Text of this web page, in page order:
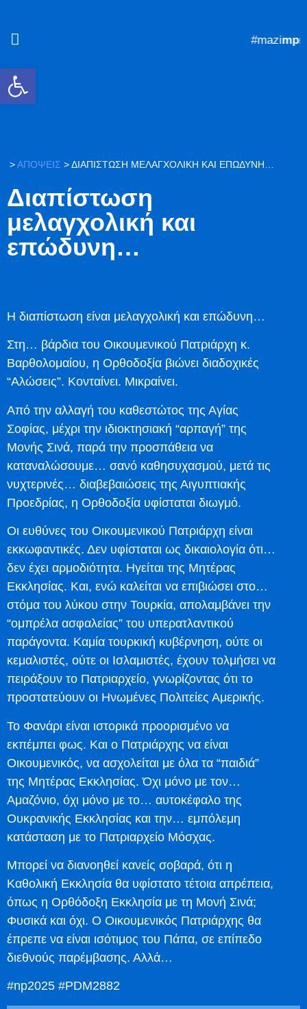
Ανοίξτε τη γραμμή εργαλείων
#mazi
>ΑΠΟΨΕΙΣ >ΔΙΑΠΊΣΤΩΣΗ ΜΕΛΑΓΧΟΛΙΚΉ ΚΑΙ ΕΠΏΔΥΝΗ…
Διαπίστωση
μελαγχολική και
επώδυνη…
Η διαπίστωση είναι μελαγχολική και επώδυνη…
Στη… βάρδια του Οικουμενικού Πατριάρχη κ.
Βαρθολομαίου, η Ορθοδοξία βιώνει διαδοχικές
“Αλώσεις”. Κονταίνει. Μικραίνει.
Από την αλλαγή του καθεστώτος της Αγίας
Σοφίας, μέχρι την ιδιοκτησιακή “αρπαγή” της
Μονής Σινά, παρά την προσπάθεια να
καταναλώσουμε… σανό καθησυχασμού, μετά τις
νυχτερινές… διαβεβαιώσεις της Αιγυπτιακής
Προεδρίας, η Ορθοδοξία υφίσταται διωγμό.
Οι ευθύνες του Οικουμενικού Πατριάρχη είναι
εκκωφαντικές. Δεν υφίσταται ως δικαιολογία ότι…
δεν έχει αρμοδιότητα. Ηγείται της Μητέρας
Εκκλησίας. Και, ενώ καλείται να επιβιώσει στο…
στόμα του λύκου στην Τουρκία, απολαμβάνει την
“ομπρέλα ασφαλείας” του υπερατλαντικού
παράγοντα. Καμία τουρκική κυβέρνηση, ούτε οι
κεμαλιστές, ούτε οι Ισλαμιστές, έχουν τολμήσει να
πειράξουν το Πατριαρχείο, γνωρίζοντας ότι το
προστατεύουν οι Ηνωμένες Πολιτείες Αμερικής.
Το Φανάρι είναι ιστορικά προορισμένο να
εκπέμπει φως. Και ο Πατριάρχης να είναι
Οικουμενικός, να ασχολείται με όλα τα “παιδιά”
της Μητέρας Εκκλησίας. Όχι μόνο με τον…
Αμαζόνιο, όχι μόνο με το… αυτοκέφαλο της
Ουκρανικής Εκκλησίας και την… εμπόλεμη
κατάσταση με το Πατριαρχείο Μόσχας.
Μπορεί να διανοηθεί κανείς σοβαρά, ότι η
Καθολική Εκκλησία θα υφίστατο τέτοια απρέπεια,
όπως η Ορθόδοξη Εκκλησία με τη Μονή Σινά;
Φυσικά και όχι. Ο Οικουμενικός Πατριάρχης θα
έπρεπε να είναι ισότιμος του Πάπα, σε επίπεδο
διεθνούς παρέμβασης. Αλλά…
#np2025 #PDM2882